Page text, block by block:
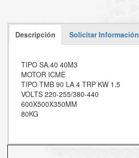
Descripción Solicitar Información
TIPO SA.40 40M3
MOTOR ICME
TIPO TMB 90 LA 4 TRP KW 1.5
VOLTS 220-255/380-440
600X500X350MM
80KG